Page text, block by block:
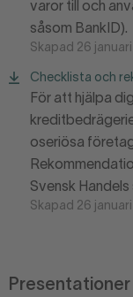
varor till och
såsom BankID).
Skapad 26
Checklista och
För att hjälpa
oseriösa
Svensk
Skapad 26